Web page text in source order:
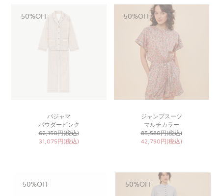
50%OFF
パジャマ
パウダーピンク
62,150円(税込)
31,075円(税込)
50%OFF
ジャンプスーツ
マルチカラー
85,580円(税込)
42,790円(税込)
50%OFF 50%OFF